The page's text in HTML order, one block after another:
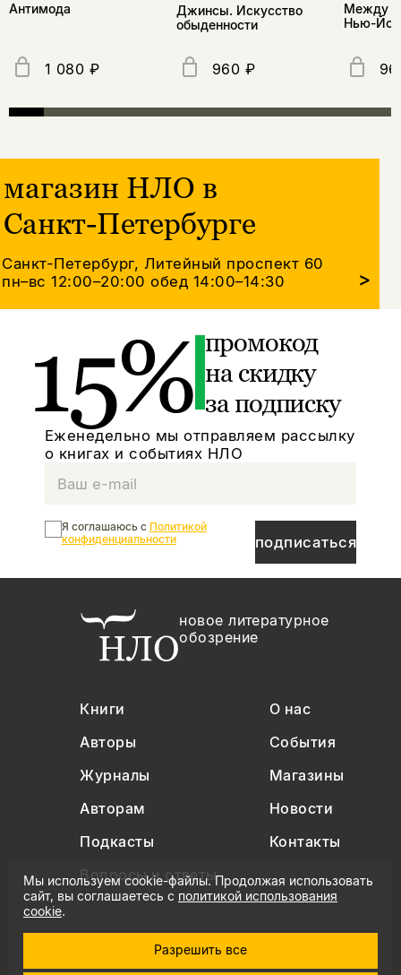
Антимода
1 080 ₽
Джинсы. Искусство
обыденности
960 ₽
Между
Нью-
магазин НЛО в
Санкт-Петербурге
Санкт-Петербург, Литейный проспект 60
пн–вс 12:00–20:00обед 14:00–14:30 >
15% промокод
на скидку
за подписку
Еженедельно мы отправляем рассылку
о книгах и событиях НЛО
подписаться
Я соглашаюсь с Политикой
конфиденциальности
новое литературное
обозрение
Книги
О нас
Авторы
События
Журналы
Магазины
Авторам
Новости
Подкасты
Контакты
Вопросы и ответы
+7 (495) 229-91-03
Мы используем cookie-файлы. Продолжая использовать
сайт, вы соглашаетесь с политикой использования
cookie.
Разрешить все